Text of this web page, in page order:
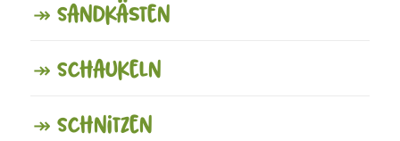
↠ Sandkästen
↠ Schaukeln
↠ Schnitzen